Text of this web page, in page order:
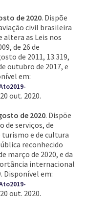
de 2020. Dispõe
civil brasileira
altera as Leis nos
de 26 de
de 2011, 13.319,
outubro de 2017, e
em:
out. 2020.
de 2020. Dispõe
de serviços, de
turismo e de cultura
reconhecido
março de 2020, e da
internacional
Disponível em:
out. 2020.